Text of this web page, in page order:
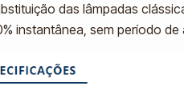
das lâmpadas
instantânea, sem período